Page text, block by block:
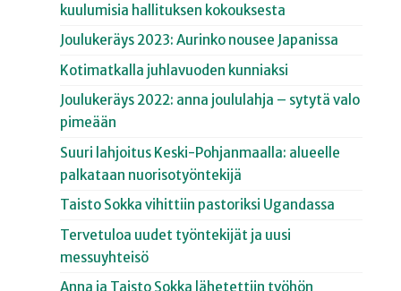
kuulumisia hallituksen kokouksesta
Joulukeräys 2023: Aurinko nousee Japanissa
Kotimatkalla juhlavuoden kunniaksi
Joulukeräys 2022: anna joululahja – sytytä valo
pimeään
Suuri lahjoitus Keski-Pohjanmaalla: alueelle
palkataan nuorisotyöntekijä
Taisto Sokka vihittiin pastoriksi Ugandassa
Tervetuloa uudet työntekijät ja uusi
messuyhteisö
Anna ja Taisto Sokka lähetettiin työhön